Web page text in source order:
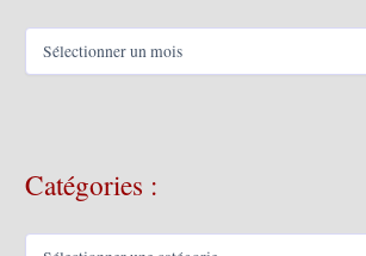
A
e
Catégories :
C